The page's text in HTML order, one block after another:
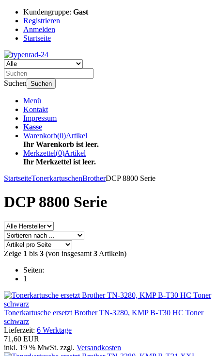
Kundengruppe: Gast
Registrieren
Anmelden
Startseite
Suchen Suchen
Menü
Kontakt
Impressum
Kasse
Warenkorb(0)Artikel
Ihr Warenkorb ist leer.
Merkzettel(0)Artikel
Ihr Merkzettel ist leer.
StartseiteTonerkartuschenBrotherDCP 8800 Serie
DCP 8800 Serie
Zeige 1 bis 3 (von insgesamt 3 Artikeln)
Seiten:
1
Tonerkartusche ersetzt Brother TN-3280, KMP B-T30 HC Toner
schwarz
Lieferzeit: 6 Werktage
71,60 EUR
inkl. 19 % MwSt. zzgl. Versandkosten